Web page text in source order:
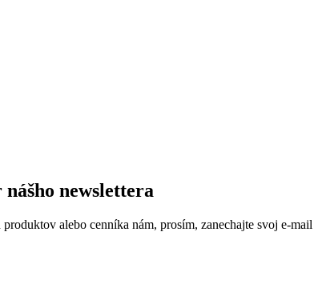
newslettera
alebo cenníka nám, prosím, zanechajte svoj e-